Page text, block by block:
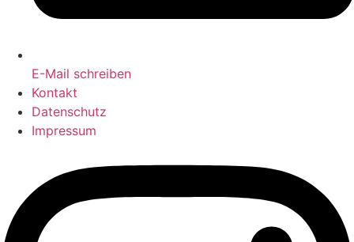
E-Mail schreiben
Kontakt
Datenschutz
Impressum